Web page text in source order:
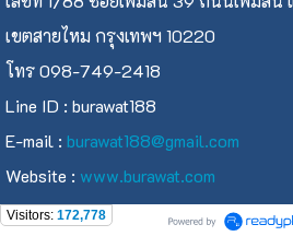
เขตสายไหม กรุงเทพฯ 10220
โทร 098-749-2418
Line ID : burawat188
E-mail : burawat188@gmail.com
Website : www.burawat.com
Visitors: 172,778